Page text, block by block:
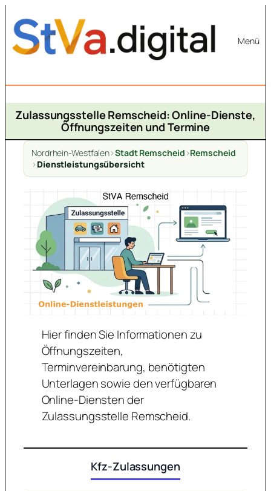
Inhalt
springen
Menü
Zulassungsstelle Remscheid: Online-Dienste,
Öffnungszeiten und Termine
Nordrhein-Westfalen>Stadt Remscheid >Remscheid
>Dienstleistungsübersicht
Hier finden Sie Informationen zu
Öffnungszeiten,
Terminvereinbarung, benötigten
Unterlagen sowie den verfügbaren
Online-Diensten der
Zulassungsstelle Remscheid.
Kfz-Zulassungen